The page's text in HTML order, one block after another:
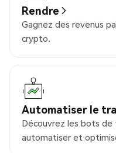
Rendre
Gagnez des revenus
crypto.
Automatiser le
Découvrez les bots
automatiser et